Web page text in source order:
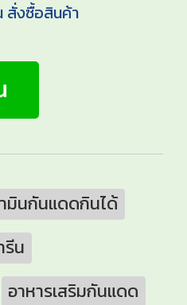
สั่งซื้อสินค้า
มินกันแดดกินได้
น
อาหารเสริมกันแดด